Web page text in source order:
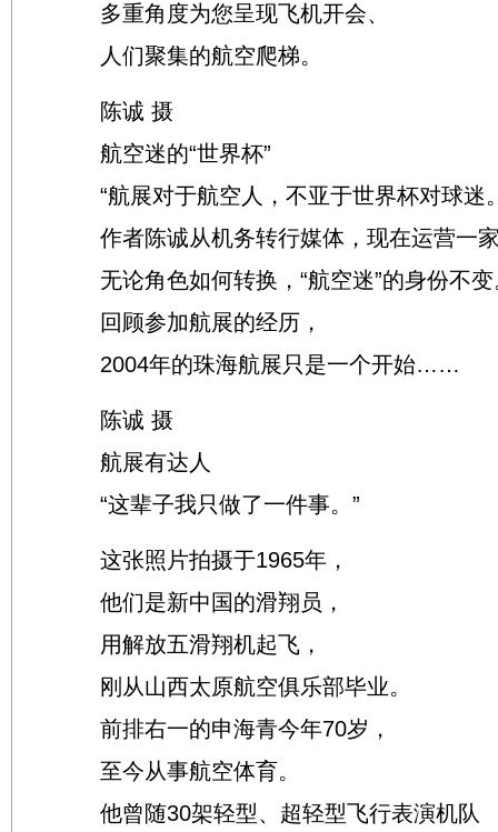
多重角度为您呈现飞机开会、
人们聚集的航空爬梯。
陈诚 摄
航空迷的“世界杯”
“航展对于航空人，不亚于世界杯对球迷
作者陈诚从机务转行媒体，现在运营一
无论角色如何转换，“航空迷”的身份不变
回顾参加航展的经历，
2004年的珠海航展只是一个开始……
陈诚 摄
航展有达人
“这辈子我只做了一件事。”
这张照片拍摄于1965年，
他们是新中国的滑翔员，
用解放五滑翔机起飞，
刚从山西太原航空俱乐部毕业。
前排右一的申海青今年70岁，
至今从事航空体育。
他曾随30架轻型、超轻型飞行表演机队